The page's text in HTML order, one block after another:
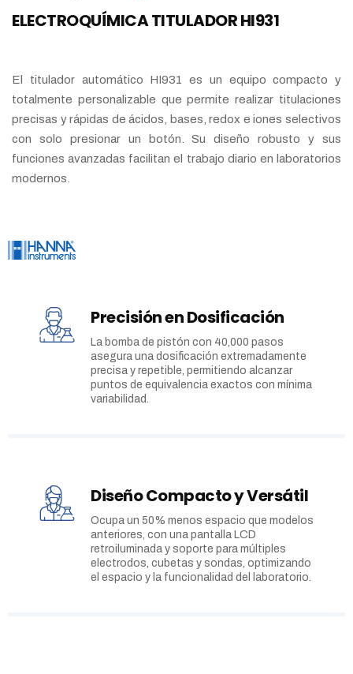
ELECTROQUÍMICA TITULADOR HI931
El titulador automático HI931 es un equipo compacto y
totalmente personalizable que permite realizar titulaciones
precisas y rápidas de ácidos, bases, redox e iones selectivos
con solo presionar un botón. Su diseño robusto y sus
funciones avanzadas facilitan el trabajo diario en laboratorios
modernos.
Precisión en Dosificación
La bomba de pistón con 40,000 pasos
asegura una dosificación extremadamente
precisa y repetible, permitiendo alcanzar
puntos de equivalencia exactos con mínima
variabilidad.
Diseño Compacto y Versátil
Ocupa un 50% menos espacio que modelos
anteriores, con una pantalla LCD
retroiluminada y soporte para múltiples
electrodos, cubetas y sondas, optimizando
el espacio y la funcionalidad del laboratorio.